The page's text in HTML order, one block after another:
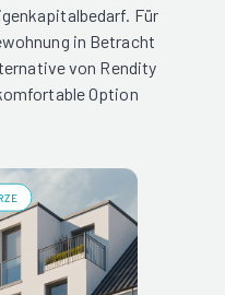
Für
in Betracht
von Rendity
Option